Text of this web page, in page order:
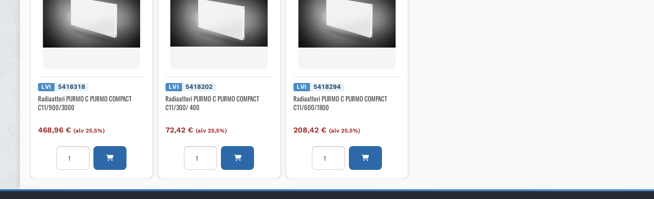
LVI 5418318
Radiaattori PURMO C PURMO COMPACT
C11/900/3000
468,96€ (alv 25,5%)
Radiaattori
PURMO
C
COMPACT
LVI 5418202
Radiaattori PURMO C PURMO COMPACT
C11/300/ 400
72,42€ (alv 25,5%)
Radiaattori
PURMO
C
COMPACT
LVI 5418294
Radiaattori PURMO C PURMO COMPACT
C11/600/1800
208,42 € (alv 25,5%)
Radiaattori
PURMO
C
COMPACT